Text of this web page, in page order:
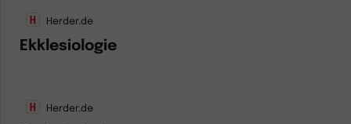
Herder.de
Ekklesiologie
Herder.de